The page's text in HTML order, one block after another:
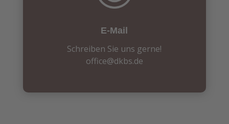
E-Mail
Schreiben Sie uns gerne!
office@dkbs.de